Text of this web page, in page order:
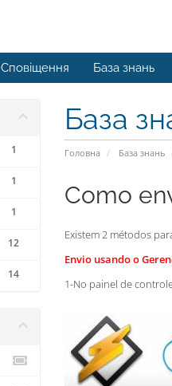
Сповіщення База знань
База
Головна База знань
1
1
1
12
14
Como
Existem 2 métodos
Envio usando o
1-No painel de